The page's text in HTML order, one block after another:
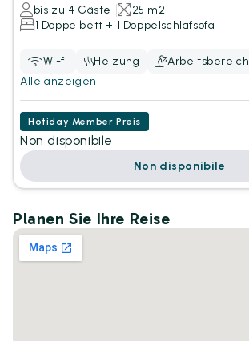
bis zu 4 Gäste
25 m2
1 Doppelbett + 1 Doppelschlafsofa
Wi-fi Heizung
Arbeitsbereich
Alle anzeigen
Hotiday Member Preis
Non disponibile
Non disponibile
Planen Sie Ihre Reise